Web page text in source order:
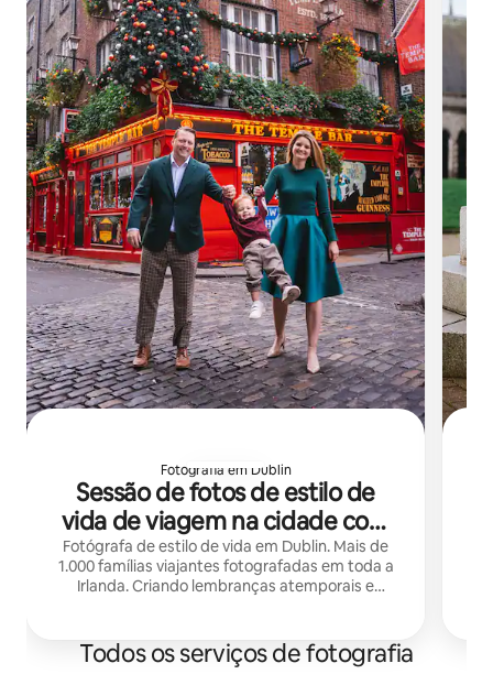
Fotografia em Dublin
Sessão de fotos de estilo de
vida de viagem na cidade com
Tristan
Fotógrafa de estilo de vida em Dublin. Mais de
1.000 famílias viajantes fotografadas em toda a
Irlanda. Criando lembranças atemporais e
Todos os serviços de fotografia